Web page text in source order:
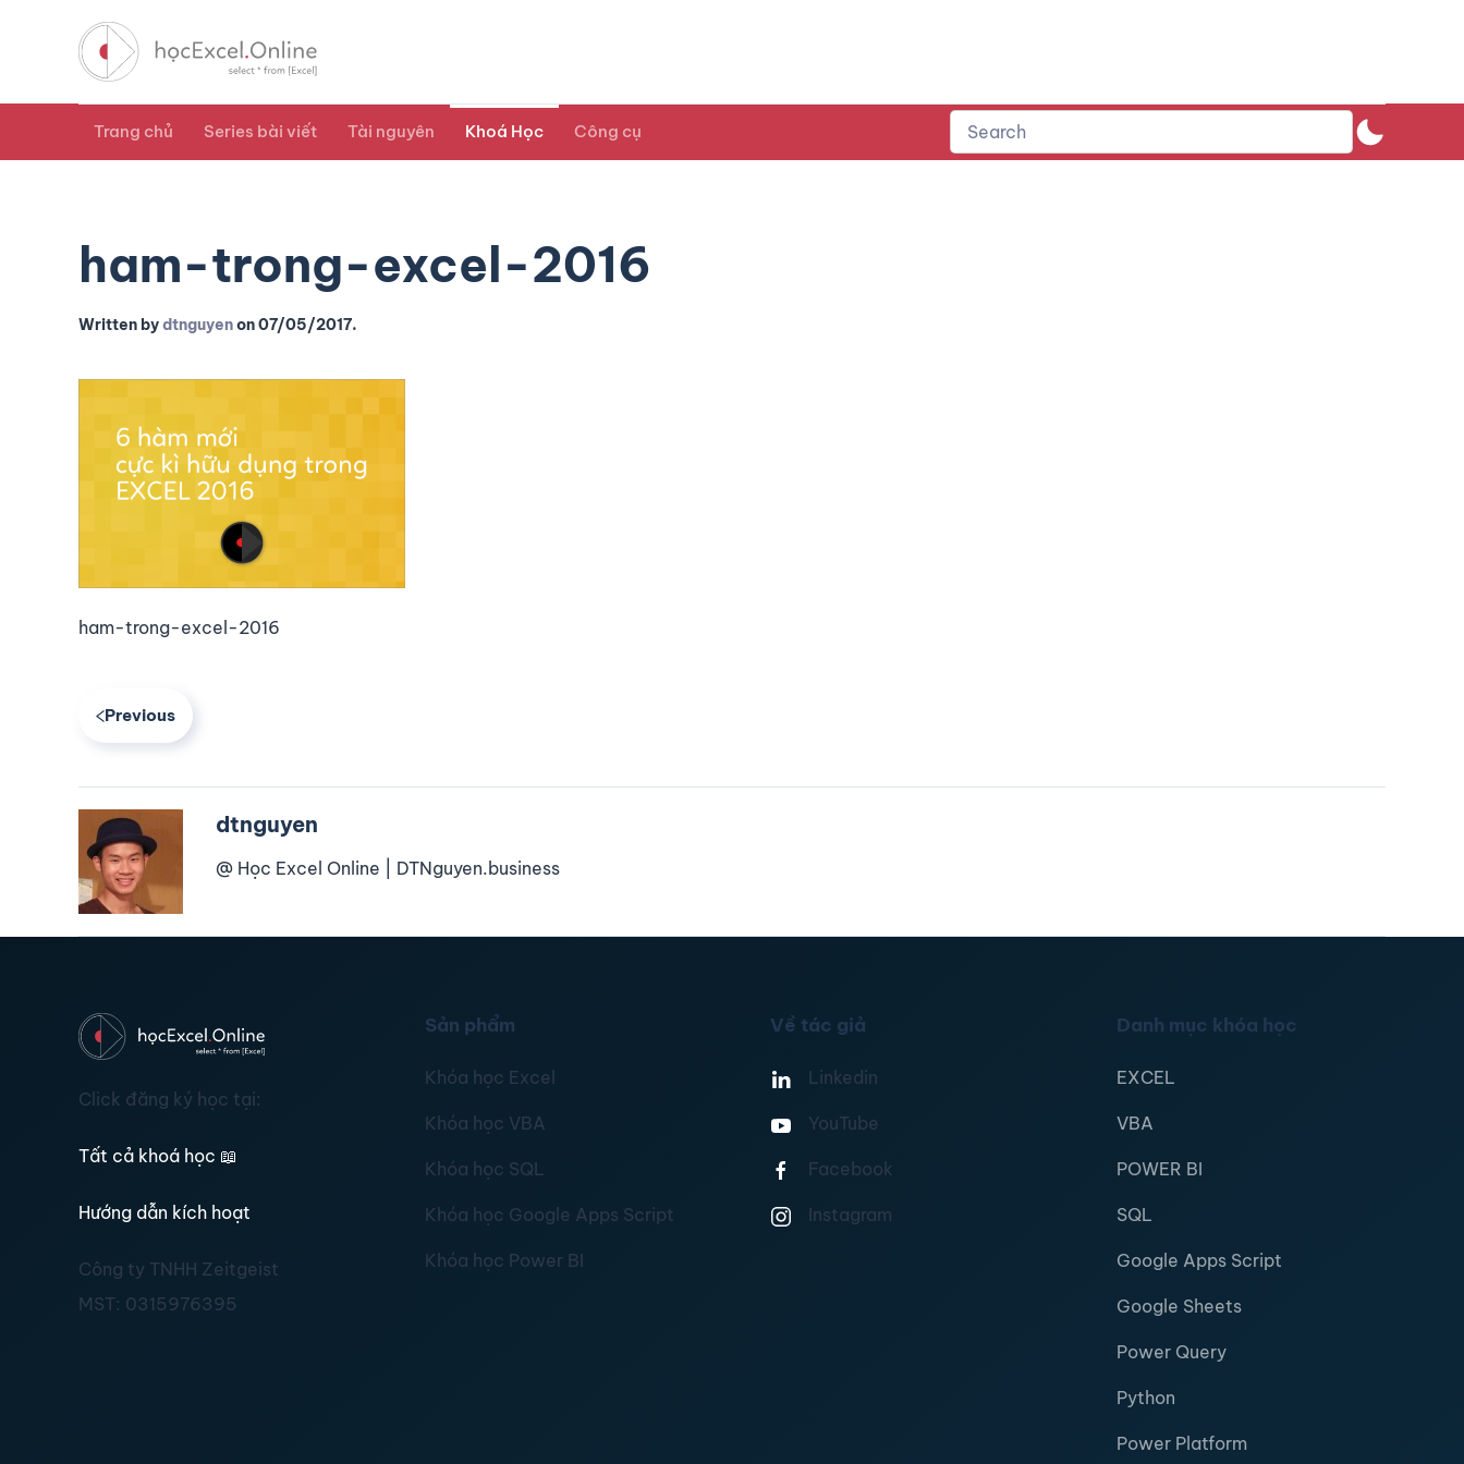
Trang chủ Series bài viết Tài nguyên Khoá Học Công cụ
ham-trong-excel-2016
Written bydtnguyenon07/05/2017.
ham-trong-excel-2016
Previous
dtnguyen
@ Học Excel Online | DTNguyen.business
Click đăng ký học tại:
Tất cả khoá học 📖
Hướng dẫn kích hoạt
Công ty TNHH Zeitgeist
MST: 0315976395
Sản phẩm
Khóa học Excel
Khóa học VBA
Khóa học SQL
Khóa học Google Apps Script
Khóa học Power BI
Về tác giả
Linkedin
YouTube
Facebook
Instagram
Danh mục khóa học
EXCEL
VBA
POWER BI
SQL
Google Apps Script
Google Sheets
Power Query
Python
Power Platform